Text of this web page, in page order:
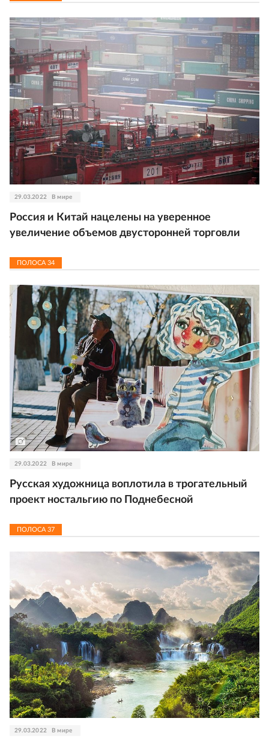
29.03.2022 В мире
Россия и Китай нацелены на уверенное
увеличение объемов двусторонней торговли
ПОЛОСА 34
29.03.2022 В мире
Русская художница воплотила в трогательный
проект ностальгию по Поднебесной
ПОЛОСА 37
29.03.2022 В мире